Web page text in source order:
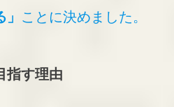
ことに決めました。
指す理由